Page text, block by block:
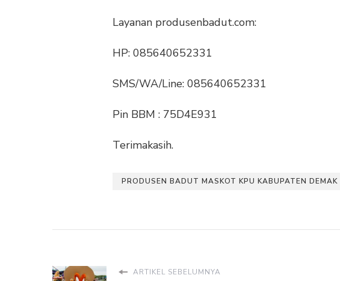
Layanan produsenbadut.com:
HP: 085640652331
SMS/WA/Line: 085640652331
Pin BBM : 75D4E931
Terimakasih.
PRODUSEN BADUT MASKOT KPU KABUPATEN DEMAK
ARTIKEL SEBELUMNYA